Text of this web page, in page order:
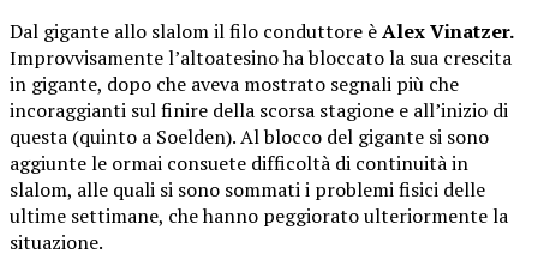
Dal gigante allo slalom il filo conduttore èAlex Vinatzer.
Improvvisamente l’altoatesino ha bloccato la sua crescita
in gigante, dopo che aveva mostrato segnali più che
incoraggianti sul finire della scorsa stagione e all’inizio di
questa (quinto a Soelden). Al blocco del gigante si sono
aggiunte le ormai consuete difficoltà di continuità in
slalom, alle quali si sono sommati i problemi fisici delle
ultime settimane, che hanno peggiorato ulteriormente la
situazione.